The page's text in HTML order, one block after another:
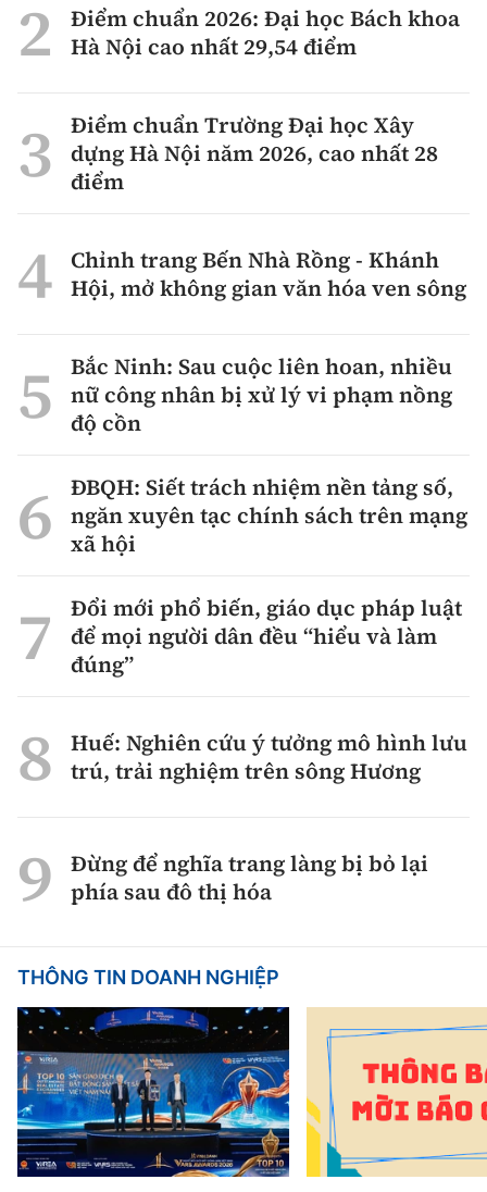
Điểm chuẩn 2026: Đại học Bách khoa
Hà Nội cao nhất 29,54 điểm
Điểm chuẩn Trường Đại học Xây
dựng Hà Nội năm 2026, cao nhất 28
điểm
Chỉnh trang Bến Nhà Rồng - Khánh
Hội, mở không gian văn hóa ven sông
Bắc Ninh: Sau cuộc liên hoan, nhiều
nữ công nhân bị xử lý vi phạm nồng
độ cồn
ĐBQH: Siết trách nhiệm nền tảng số,
ngăn xuyên tạc chính sách trên mạng
xã hội
Đổi mới phổ biến, giáo dục pháp luật
để mọi người dân đều “hiểu và làm
đúng”
Huế: Nghiên cứu ý tưởng mô hình lưu
trú, trải nghiệm trên sông Hương
Đừng để nghĩa trang làng bị bỏ lại
phía sau đô thị hóa
THÔNG TIN DOANH NGHIỆP